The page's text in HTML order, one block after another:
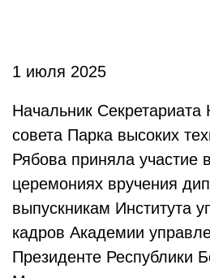
1 июля 2025
Начальник Секретариата
совета Парка высоких
Рябова приняла участие
церемониях вручения
выпускникам Института
кадров Академии
Президенте Республики